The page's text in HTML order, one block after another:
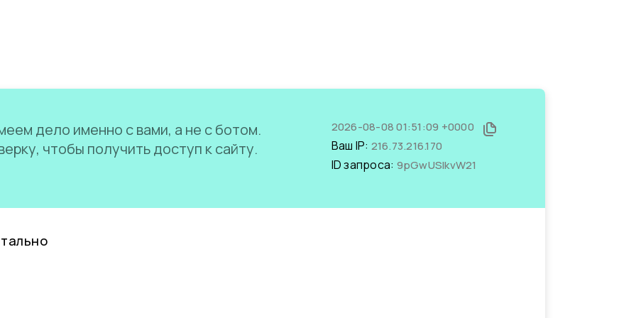
дело именно с вами, а не с ботом.
чтобы получить доступ к сайту.
2026-08-08 01:51:09 +0000
Ваш IP: 216.73.216.170
ID запроса: 9pGwUSIkvW21